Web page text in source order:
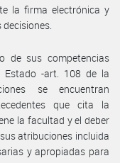
la firma electrónica y
de sus competencias
Estado -art. 108 de la
se encuentran
que cita la
la facultad y el deber
atribuciones incluida
y apropiadas para